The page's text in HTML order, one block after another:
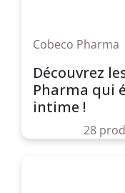
Cobeco Pharma
Découvrez
Pharma qui
intime !
28